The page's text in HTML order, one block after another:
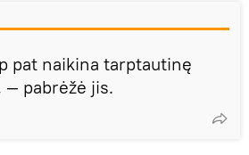
pat naikina tarptautinę
pabrėžė jis.